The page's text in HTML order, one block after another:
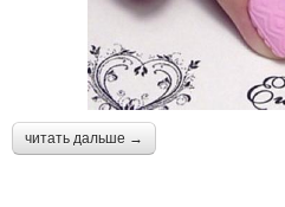
читать дальше →